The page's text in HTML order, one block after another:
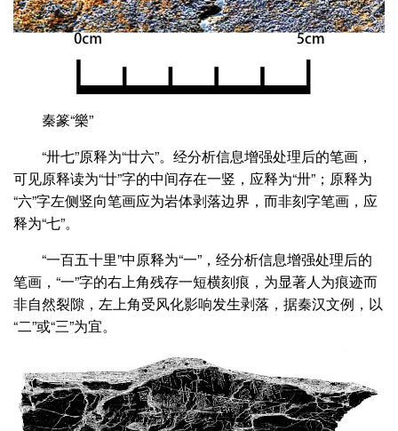
秦篆“樂”
“卅七”原释为“廿六”。经分析信息增强处理后的笔画，
可见原释读为“廿”字的中间存在一竖，应释为“卅”；原释为
“六”字左侧竖向笔画应为岩体剥落边界，而非刻字笔画，应
释为“七”。
“一百五十里”中原释为“一”，经分析信息增强处理后的
笔画，“一”字的右上角残存一短横刻痕，为显著人为痕迹而
非自然裂隙，左上角受风化影响发生剥落，据秦汉文例，以
“二”或“三”为宜。